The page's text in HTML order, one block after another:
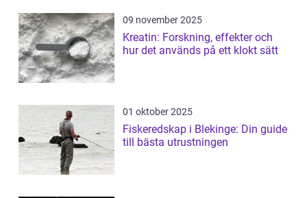
09 november 2025
Kreatin: Forskning, effekter och
hur det används på ett klokt sätt
01 oktober 2025
Fiskeredskap i Blekinge: Din guide
till bästa utrustningen